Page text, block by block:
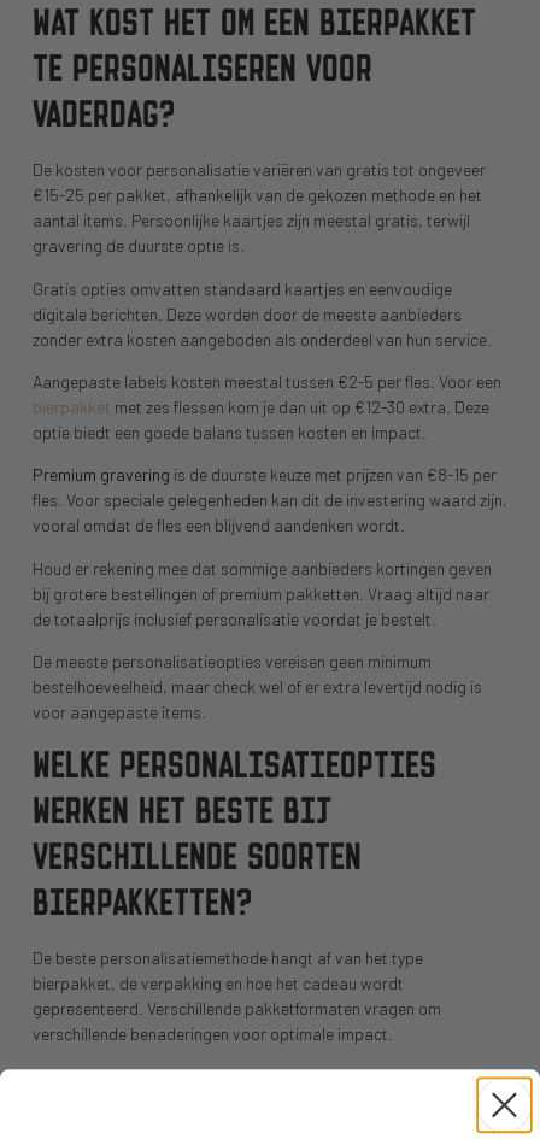
WAT KOST HET OM EEN BIERPAKKET
TE PERSONALISEREN VOOR
VADERDAG?
De kosten voor personalisatie variëren van gratis tot ongeveer
€15-25 per pakket, afhankelijk van de gekozen methode en het
aantal items. Persoonlijke kaartjes zijn meestal gratis, terwijl
gravering de duurste optie is.
Gratis opties omvatten standaard kaartjes en eenvoudige
digitale berichten. Deze worden door de meeste aanbieders
zonder extra kosten aangeboden als onderdeel van hun service.
Aangepaste labels kosten meestal tussen €2-5 per fles. Voor een
bierpakket met zes flessen kom je dan uit op €12-30 extra. Deze
optie biedt een goede balans tussen kosten en impact.
Premium gravering is de duurste keuze met prijzen van €8-15 per
fles. Voor speciale gelegenheden kan dit de investering waard zijn,
vooral omdat de fles een blijvend aandenken wordt.
Houd er rekening mee dat sommige aanbieders kortingen geven
bij grotere bestellingen of premium pakketten. Vraag altijd naar
de totaalprijs inclusief personalisatie voordat je bestelt.
De meeste personalisatieopties vereisen geen minimum
bestelhoeveelheid, maar check wel of er extra levertijd nodig is
voor aangepaste items.
WELKE PERSONALISATIEOPTIES
WERKEN HET BESTE BIJ
VERSCHILLENDE SOORTEN
BIERPAKKETTEN?
De beste personalisatiemethode hangt af van het type
bierpakket, de verpakking en hoe het cadeau wordt
gepresenteerd. Verschillende pakketformaten vragen om
verschillende benaderingen voor optimale impact.
Voorkleine proefselectiesmet 3-4 flessen werken aangepaste